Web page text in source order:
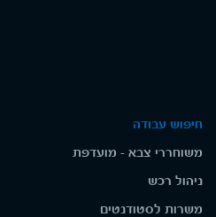
חיפוש עבודה
משוחררי צבא - מועדפת
ניהול רכש
משרות לסטודנטים